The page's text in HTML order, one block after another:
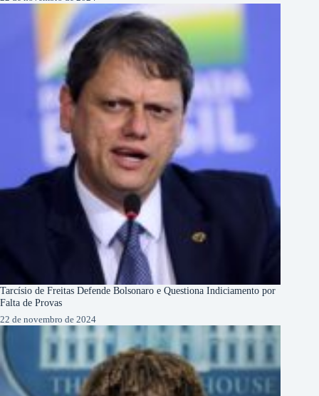
Tarcísio de Freitas Defende Bolsonaro e Questiona Indiciamento por
Falta de Provas
22 de novembro de 2024